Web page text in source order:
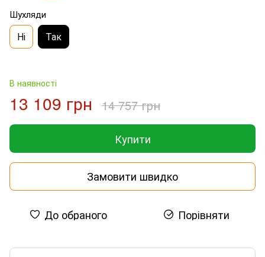
Шухляди
Ні Так
В наявності
13 109 грн 14 757 грн
Купити
Замовити швидко
До обраного Порівняти